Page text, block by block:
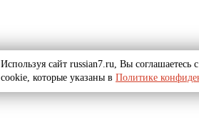
Используя сайт russian7.ru, Вы соглашаетесь
cookie, которые указаны в Политике